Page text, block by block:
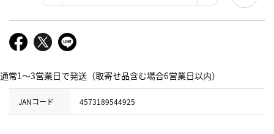
通常1～3営業日で発送（取寄せ品含む場合6営業日以内）
JANコード 4573189544925